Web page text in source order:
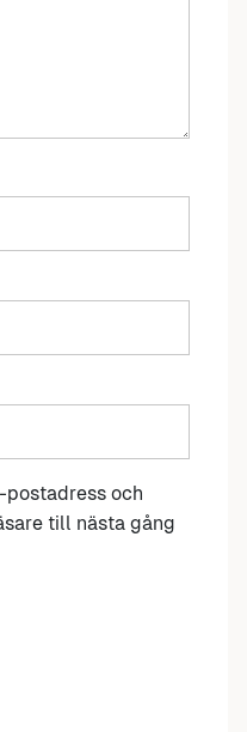
postadress och
till nästa gång